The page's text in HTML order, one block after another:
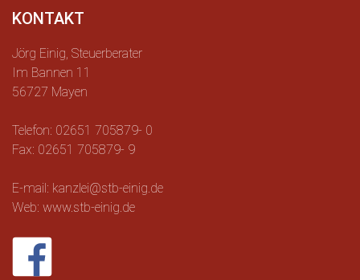
KONTAKT
Jörg Einig, Steuerberater
Im Bannen 11
56727 Mayen
Telefon: 02651 705879- 0
Fax: 02651 705879- 9
E-mail: kanzlei@stb-einig.de
Web: www.stb-einig.de